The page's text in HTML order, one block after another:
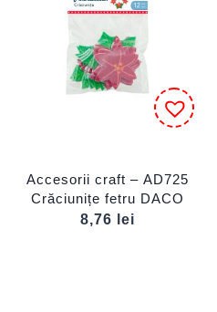
Accesorii craft – AD725
Crăciunițe fetru DACO
8,76
lei